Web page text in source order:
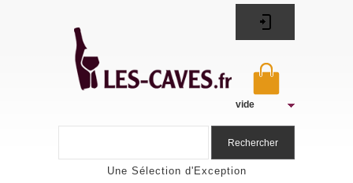
Une Sélection d'Exception
vide
Rechercher